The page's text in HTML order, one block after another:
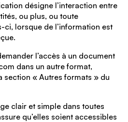
désigne l’interaction entre
ou plus, ou toute
ci, lorsque de l’information est
l’accès à un document
dans un autre format,
section « Autres formats » du
clair et simple dans toutes
qu’elles soient accessibles